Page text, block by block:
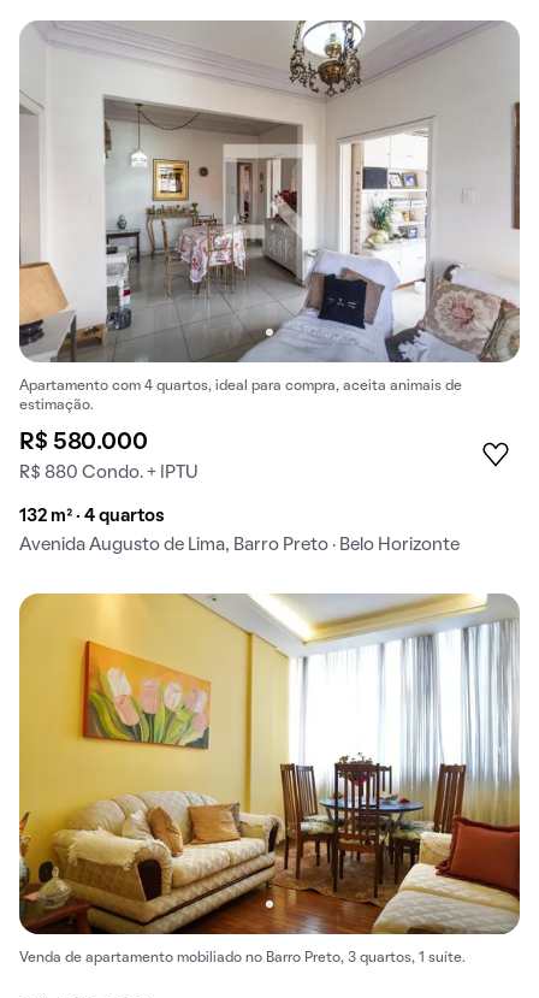
Apartamento com 4 quartos, ideal para compra, aceita animais de
estimação.
R$ 580.000
R$ 880 Condo. + IPTU
132 m² · 4 quartos
Avenida Augusto de Lima, Barro Preto · Belo Horizonte
Venda de apartamento mobiliado no Barro Preto, 3 quartos, 1 suíte.